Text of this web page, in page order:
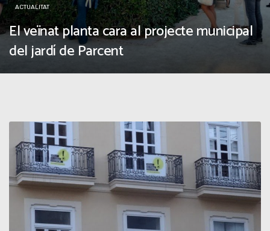
ACTUALITAT
El veïnat planta cara al projecte municipal
del jardí de Parcent